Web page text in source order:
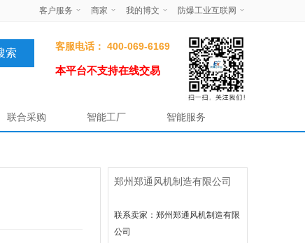
客户服务 商家 我的博文 防爆工业互联网
客服电话： 400-069-6169
本平台不支持在线交易
联合采购 智能工厂 智能服务
郑州郑通风机制造有限公司
联系卖家：郑州郑通风机制造有限
公司